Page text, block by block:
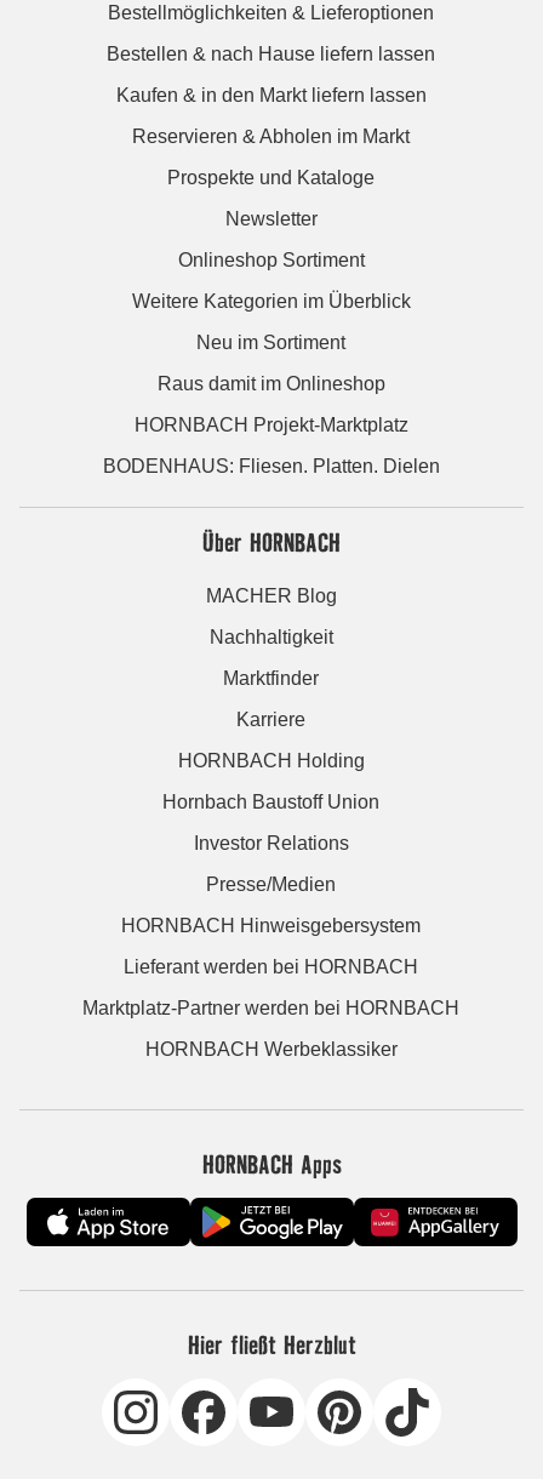
Bestellmöglichkeiten & Lieferoptionen
Bestellen & nach Hause liefern lassen
Kaufen & in den Markt liefern lassen
Reservieren & Abholen im Markt
Prospekte und Kataloge
Newsletter
Onlineshop Sortiment
Weitere Kategorien im Überblick
Neu im Sortiment
Raus damit im Onlineshop
HORNBACH Projekt-Marktplatz
BODENHAUS: Fliesen. Platten. Dielen
Über HORNBACH
MACHER Blog
Nachhaltigkeit
Marktfinder
Karriere
HORNBACH Holding
Hornbach Baustoff Union
Investor Relations
Presse/Medien
HORNBACH Hinweisgebersystem
Lieferant werden bei HORNBACH
Marktplatz-Partner werden bei HORNBACH
HORNBACH Werbeklassiker
HORNBACH Apps
Hier fließt Herzblut